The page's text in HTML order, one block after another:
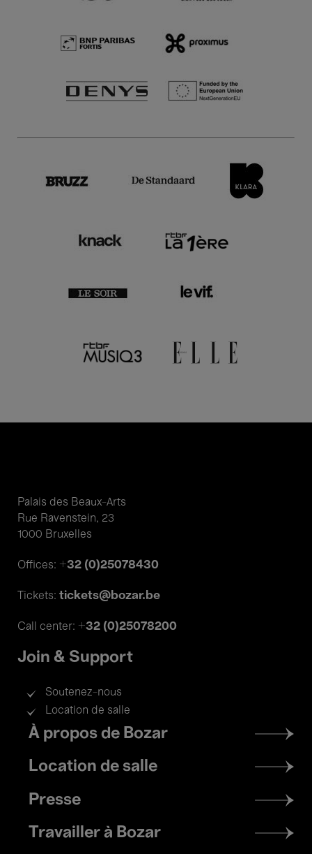
Palais des Beaux-Arts
Rue Ravenstein, 23
1000 Bruxelles
Offices: +32 (0)25078430
Tickets: tickets@bozar.be
Call center: +32 (0)25078200
Join & Support
Soutenez-nous
Location de salle
Footer
menu
À propos de Bozar
Location de salle
Presse
Travailler à Bozar